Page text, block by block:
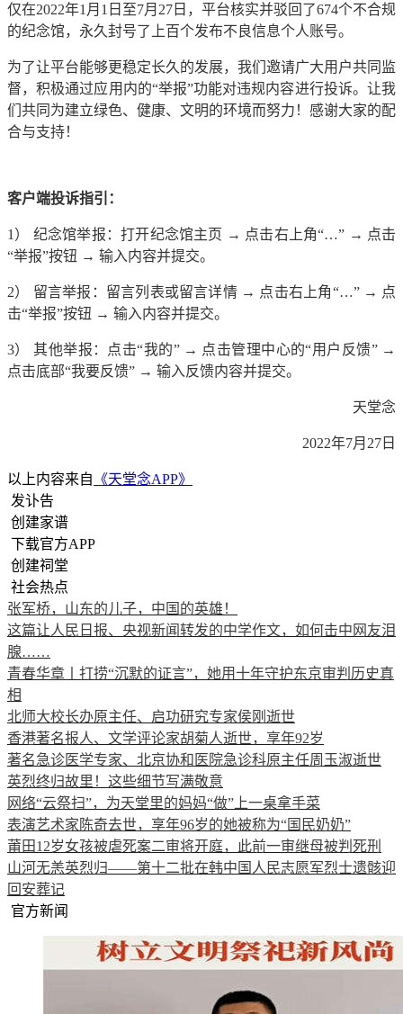
仅在2022年1月1日至7月27日，平台核实并驳回了674个不合规
的纪念馆，永久封号了上百个发布不良信息个人账号。
为了让平台能够更稳定长久的发展，我们邀请广大用户共同监
督，积极通过应用内的“举报”功能对违规内容进行投诉。让我
们共同为建立绿色、健康、文明的环境而努力！感谢大家的配
合与支持！
客户端投诉指引：
1） 纪念馆举报：打开纪念馆主页 → 点击右上角“…” → 点击
“举报”按钮 → 输入内容并提交。
2） 留言举报：留言列表或留言详情 → 点击右上角“…” → 点
击“举报”按钮 → 输入内容并提交。
3） 其他举报：点击“我的” → 点击管理中心的“用户反馈” →
点击底部“我要反馈” → 输入反馈内容并提交。
天堂念
2022年7月27日
以上内容来自 《天堂念APP》
发讣告
创建家谱
下载官方APP
创建祠堂
社会热点
张军桥，山东的儿子，中国的英雄！
这篇让人民日报、央视新闻转发的中学作文，如何击中网友泪
腺……
青春华章丨打捞“沉默的证言”，她用十年守护东京审判历史真
相
北师大校长办原主任、启功研究专家侯刚逝世
香港著名报人、文学评论家胡菊人逝世，享年92岁
著名急诊医学专家、北京协和医院急诊科原主任周玉淑逝世
英烈终归故里！这些细节写满敬意
网络“云祭扫”，为天堂里的妈妈“做”上一桌拿手菜
表演艺术家陈奇去世，享年96岁的她被称为“国民奶奶”
莆田12岁女孩被虐死案二审将开庭，此前一审继母被判死刑
山河无恙英烈归——第十二批在韩中国人民志愿军烈士遗骸迎
回安葬记
官方新闻